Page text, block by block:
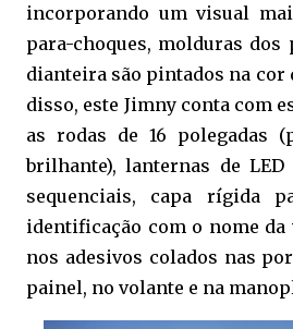
incorporando um visual
para-choques, molduras dos
dianteira são pintados na cor
disso, este Jimny conta com
as rodas de 16 polegadas
brilhante), lanternas de
sequenciais, capa rígida
identificação com o nome da
nos adesivos colados nas
painel, no volante e na